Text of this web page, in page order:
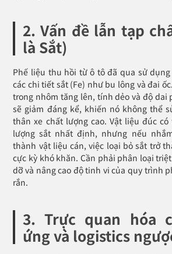
2. Vấn đề lẫn tạp
là Sắt)
Phế liệu thu hồi từ ô tô đã qua sử dụng
các chi tiết sắt (Fe) như bu lông và đai
trong nhôm tăng lên, tính dẻo và độ dai
sẽ giảm đáng kể, khiến nó không thể
thân xe chất lượng cao. Vật liệu đúc
lượng sắt nhất định, nhưng nếu
thành vật liệu cán, việc loại bỏ sắt trở
cực kỳ khó khăn. Cần phải phân loại
dỡ và nâng cao độ tinh vi của quy trình
rắn.
3. Trực quan hóa
ứng và logistics